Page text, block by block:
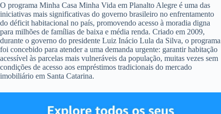
O programa Minha Casa Minha Vida em Planalto Alegre é uma das
iniciativas mais significativas do governo brasileiro no enfrentamento
do déficit habitacional no país, promovendo acesso à moradia digna
para milhões de famílias de baixa e média renda. Criado em 2009,
durante o governo do presidente Luiz Inácio Lula da Silva, o programa
foi concebido para atender a uma demanda urgente: garantir habitação
acessível às parcelas mais vulneráveis da população, muitas vezes sem
condições de acesso aos empréstimos tradicionais do mercado
imobiliário em Santa Catarina.